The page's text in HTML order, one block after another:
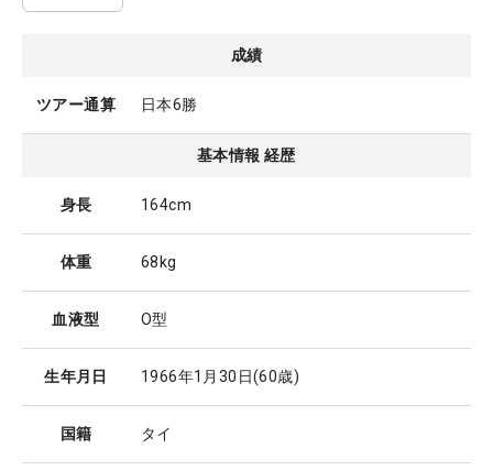
成績
ツアー通算 日本6勝
基本情報 経歴
身長 164cm
体重 68kg
血液型 O型
生年月日 1966年1月30日(60歳)
国籍 タイ